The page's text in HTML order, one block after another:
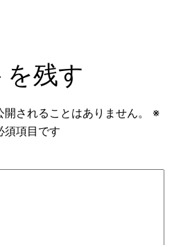
を残す
されることはありません。
※
須項目です